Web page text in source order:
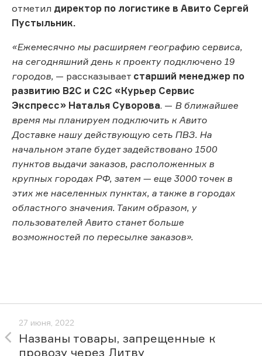
отметил директор по логистике в Авито Сергей
Пустыльник.
«Ежемесячно мы расширяем географию сервиса,
на сегодняшний день к проекту подключено 19
городов, — рассказывает старший менеджер по
развитию B2C и С2С «Курьер Сервис
Экспресс» Наталья Суворова. — В ближайшее
время мы планируем подключить к Авито
Доставке нашу действующую сеть ПВЗ. На
начальном этапе будет задействовано 1500
пунктов выдачи заказов, расположенных в
крупных городах РФ, затем — еще 3000 точек в
этих же населенных пунктах, а также в городах
областного значения. Таким образом, у
пользователей Авито станет больше
возможностей по пересылке заказов».
27 июня, 2022
Названы товары, запрещенные к
провозу через Литву